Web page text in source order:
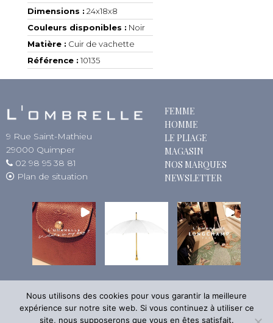
Dimensions : 24x18x8
Couleurs disponibles : Noir
Matière : Cuir de vachette
Référence : 10135
9 Rue Saint-Mathieu
29000 Quimper
02 98 95 38 81
Plan de situation
FEMME
HOMME
LE PLIAGE
MAGASIN
NOS MARQUES
NEWSLETTER
Nous utilisons des cookies pour vous garantir la meilleure
expérience sur notre site web. Si vous continuez à utiliser ce
site, nous supposerons que vous en êtes satisfait.